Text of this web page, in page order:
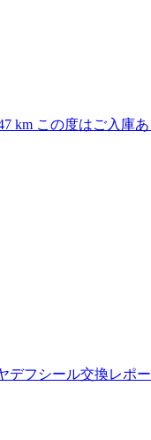
この度はご入庫
ール交換レポー